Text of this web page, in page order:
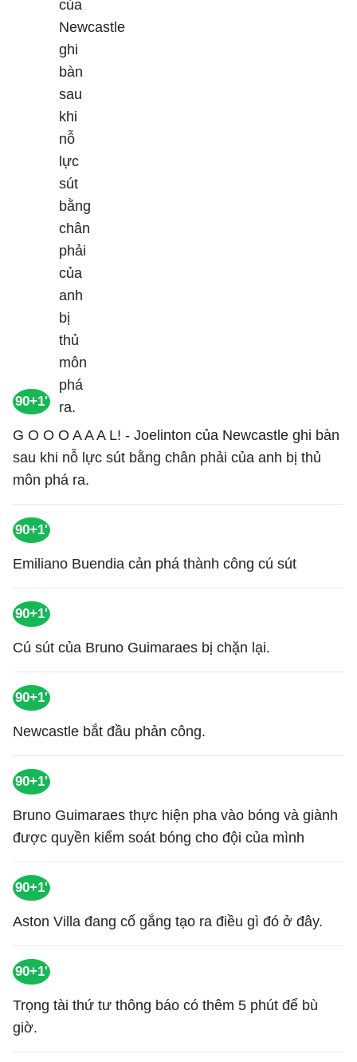
90+1'
G O O O A A A L! - Joelinton của Newcastle ghi bàn
sau khi nỗ lực sút bằng chân phải của anh bị thủ
môn phá ra.
90+1'
Emiliano Buendia cản phá thành công cú sút
90+1'
Cú sút của Bruno Guimaraes bị chặn lại.
90+1'
Newcastle bắt đầu phản công.
90+1'
Bruno Guimaraes thực hiện pha vào bóng và giành
được quyền kiểm soát bóng cho đội của mình
90+1'
Aston Villa đang cố gắng tạo ra điều gì đó ở đây.
90+1'
Trọng tài thứ tư thông báo có thêm 5 phút để bù
giờ.